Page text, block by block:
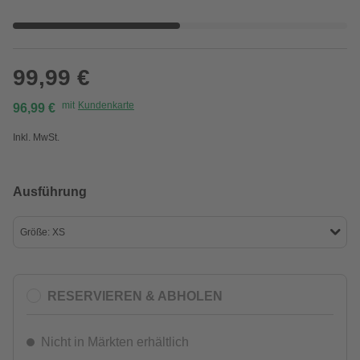
99,99 €
96,99 € mit Kundenkarte
Inkl. MwSt.
Ausführung
Größe: XS
RESERVIEREN & ABHOLEN
Nicht in Märkten erhältlich